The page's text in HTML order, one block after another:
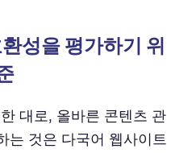
성을 평가하기 위
대로, 올바른 콘텐츠 관
는 것은 다국어 웹사이트